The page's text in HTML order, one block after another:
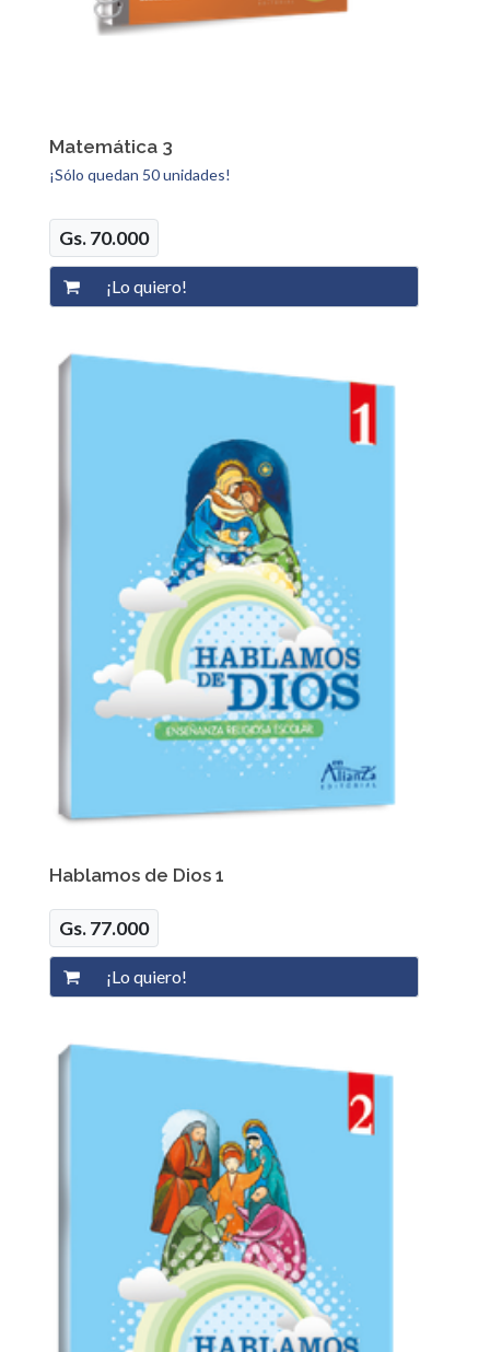
Matemática 3
¡Sólo quedan 50 unidades!
Gs. 70.000
Hablamos de Dios 1
Gs. 77.000